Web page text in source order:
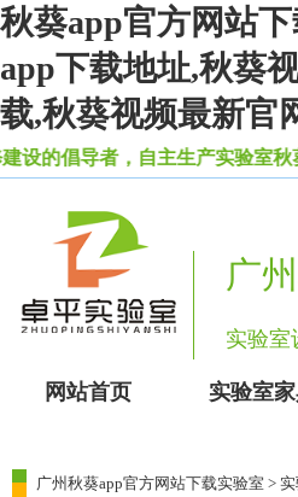
秋葵app官方网站
app下载地址,秋葵
载,秋葵视频最新官
导者，自主生产实验室秋
广
实验室
网站首页 实验室
广州秋葵app官方网站下载实验室 >